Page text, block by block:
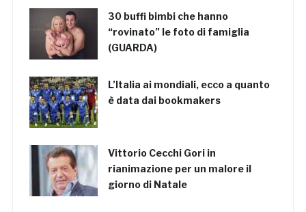
30 buffi bimbi che hanno
“rovinato” le foto di famiglia
(GUARDA)
L’Italia ai mondiali, ecco a quanto
è data dai bookmakers
Vittorio Cecchi Gori in
rianimazione per un malore il
giorno di Natale